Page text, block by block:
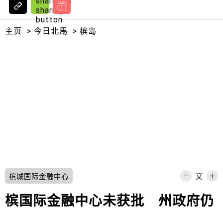
主页 > 今日北馬 > 槟岛
槟城国际金融中心
槟国际金融中心未获批 州政府仍